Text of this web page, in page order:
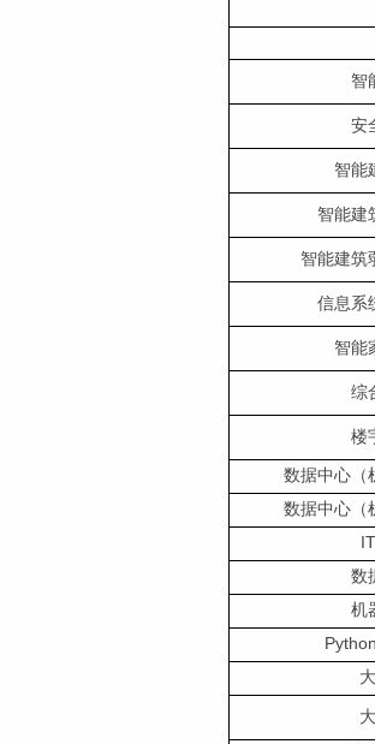
智
安
智能
智能建
智能建筑
信息系
智能
综
楼
数据中心（
数据中心（
数
机